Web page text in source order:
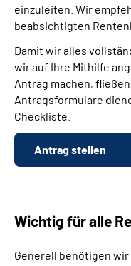
einzuleiten. Wir
beabsichtigten
Damit wir alles
wir auf Ihre Mithilfe
Antrag machen,
Antragsformulare
Checkliste.
Antrag stellen
Wichtig für alle
Generell benötigen